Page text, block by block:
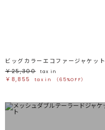
ビッグカラーエコファージャケット
￥25,300
tax in
￥8,855 tax in （65%OFF）